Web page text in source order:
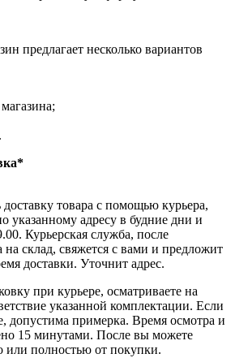
предлагает несколько вариантов
товара с помощью курьера,
указанному адресу в будние дни и
Курьерская служба, после
на склад, свяжется с вами и предложит
доставки. Уточнит адрес.
при курьере, осматриваете на
указанной комплектации. Если
допустима примерка. Время осмотра и
15 минутами. После вы можете
или полностью от покупки.